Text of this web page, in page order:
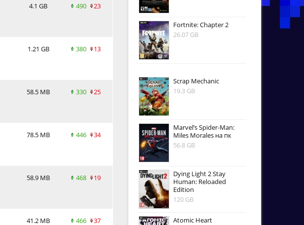
4.1 GB 490 23
1.21 GB 380 13
58.5 MB 330 25
78.5 MB 446 34
58.9 MB 468 19
41.2 MB 466 37
Fortnite: Chapter 2
26.07 GB
Scrap Mechanic
19.3 GB
Marvel’s Spider-Man:
Miles Morales на пк
56.8 GB
Dying Light 2 Stay
Human: Reloaded
Edition
120 GB
Atomic Heart